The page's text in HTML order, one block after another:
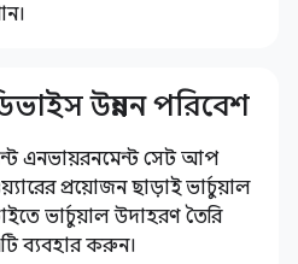
উন্নয়ন পরিবেশ
এনভায়রনমেন্ট সেট আপ
প্রয়োজন ছাড়াই ভার্চুয়াল
ভার্চুয়াল উদাহরণ তৈরি
ব্যবহার করুন।